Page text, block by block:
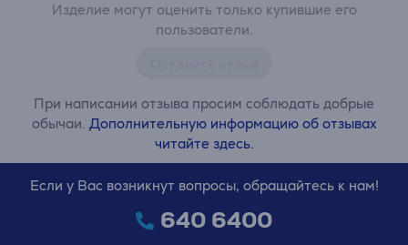
Изделие могут оценить только купившие его
пользователи.
При написании отзыва просим соблюдать добрые
обычаи. Дополнительную информацию об отзывах
читайте здесь.
Если у Вас возникнут вопросы, обращайтесь к нам!
640 6400